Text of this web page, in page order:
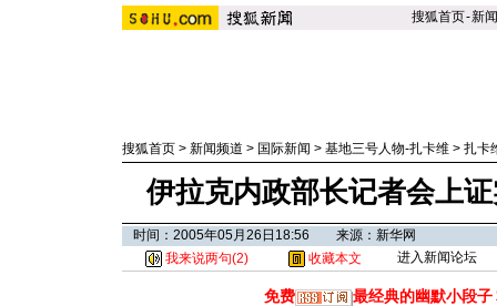
搜狐首页-新闻
搜狐首页 > 新闻频道 > 国际新闻 > 基地三号人物-扎卡维 > 扎卡
伊拉克内政部长记者会上
时间：2005年05月26日18:56 来源：新华网
我来说两句(2) 收藏本文 进入新闻论坛
免费 最经典的幽默小段子